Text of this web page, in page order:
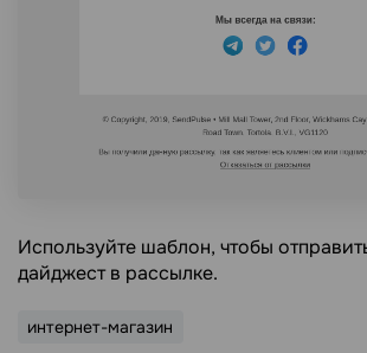
Используйте шаблон, чтобы
дайджест в рассылке.
интернет-магазин